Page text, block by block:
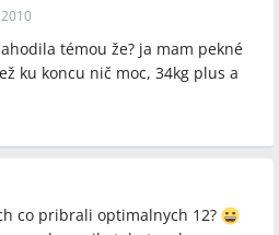
témou že? ja mam pekné
ku koncu nič moc, 34kg plus a
co pribrali optimalnych 12?